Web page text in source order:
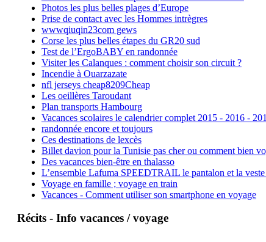
Photos les plus belles plages d’Europe
Prise de contact avec les Hommes intrègres
wwwqiuqin23com gews
Corse les plus belles étapes du GR20 sud
Test de l’ErgoBABY en randonnée
Visiter les Calanques : comment choisir son circuit ?
Incendie à Ouarzazate
nfl jerseys cheap8209Cheap
Les oeillères Taroudant
Plan transports Hambourg
Vacances scolaires le calendrier complet 2015 - 2016 -
randonnée encore et toujours
Ces destinations de lexcès
Billet davion pour la Tunisie pas cher ou comment bien
Des vacances bien-être en thalasso
L’ensemble Lafuma SPEEDTRAIL le pantalon et la
Voyage en famille ; voyage en train
Vacances - Comment utiliser son smartphone en voyage
Récits - Info vacances / voyage